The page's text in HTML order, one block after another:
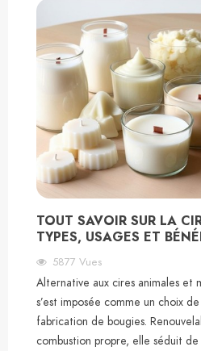
TOUT SAVOIR SUR LA
TYPES, USAGES ET
5877 Vues
Alternative aux cires animales et
s’est imposée comme un choix
fabrication de bougies.
combustion propre, elle séduit de